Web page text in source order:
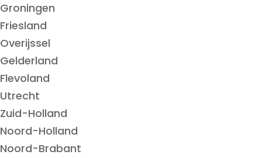
Groningen
Friesland
Overijssel
Gelderland
Flevoland
Utrecht
Zuid-Holland
Noord-Holland
Noord-Brabant